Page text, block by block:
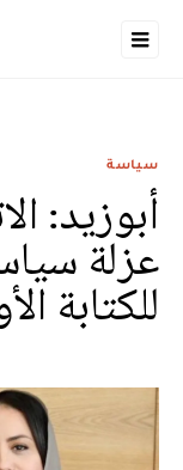
سياسة
أبوزيد:
عزلة
للكتابة